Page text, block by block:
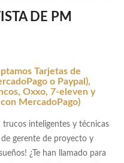
DE PM
Tarjetas de
o Paypal),
Oxxo, 7-eleven y
MercadoPago)
trucos inteligentes y técnicas
gerente de proyecto y
¿Te han llamado para